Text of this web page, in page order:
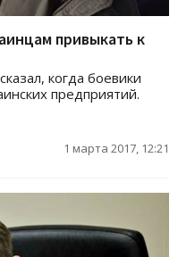
привыкать к
когда боевики
предприятий.
1 марта 2017, 12:21